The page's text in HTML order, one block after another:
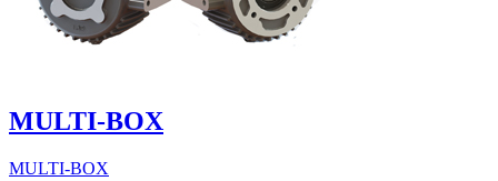
MULTI-BOX
MULTI-BOX